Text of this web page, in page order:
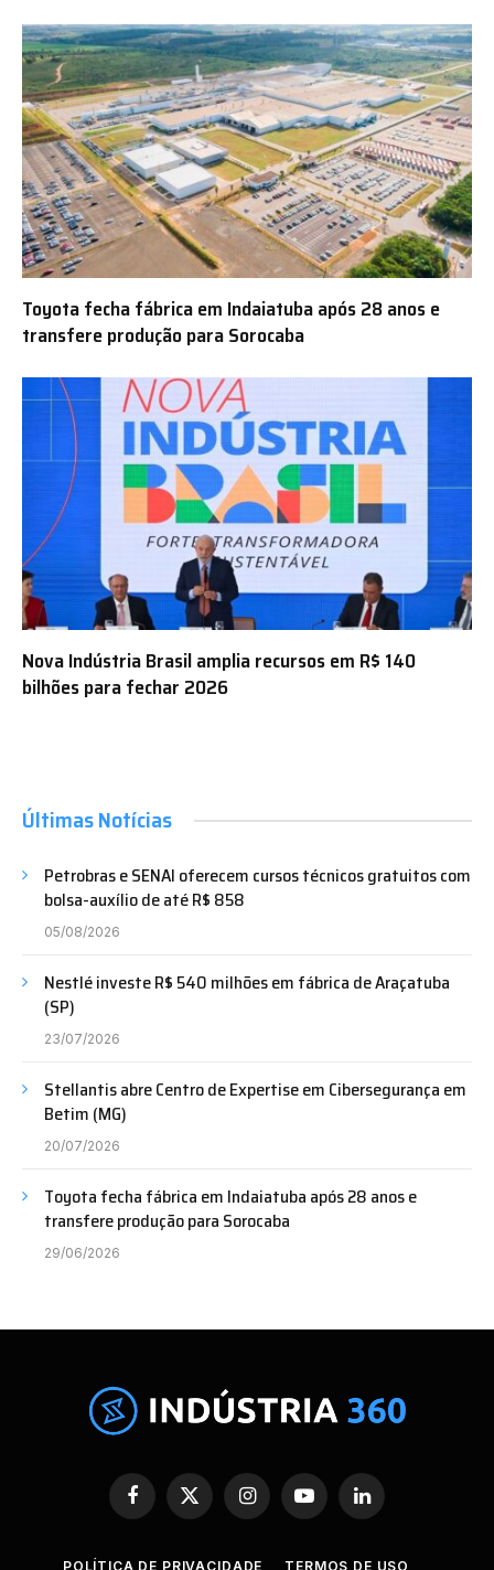
Toyota fecha fábrica em Indaiatuba após 28 anos e
transfere produção para Sorocaba
Nova Indústria Brasil amplia recursos em R$ 140
bilhões para fechar 2026
Últimas Notícias
Petrobras e SENAI oferecem cursos técnicos gratuitos com
bolsa-auxílio de até R$ 858
05/08/2026
Nestlé investe R$ 540 milhões em fábrica de Araçatuba
(SP)
23/07/2026
Stellantis abre Centro de Expertise em Cibersegurança em
Betim (MG)
20/07/2026
Toyota fecha fábrica em Indaiatuba após 28 anos e
transfere produção para Sorocaba
29/06/2026
Facebook
X
InstagramYouTubeLinkedIn
POLÍTICA DE PRIVACIDADE TERMOS DE USO